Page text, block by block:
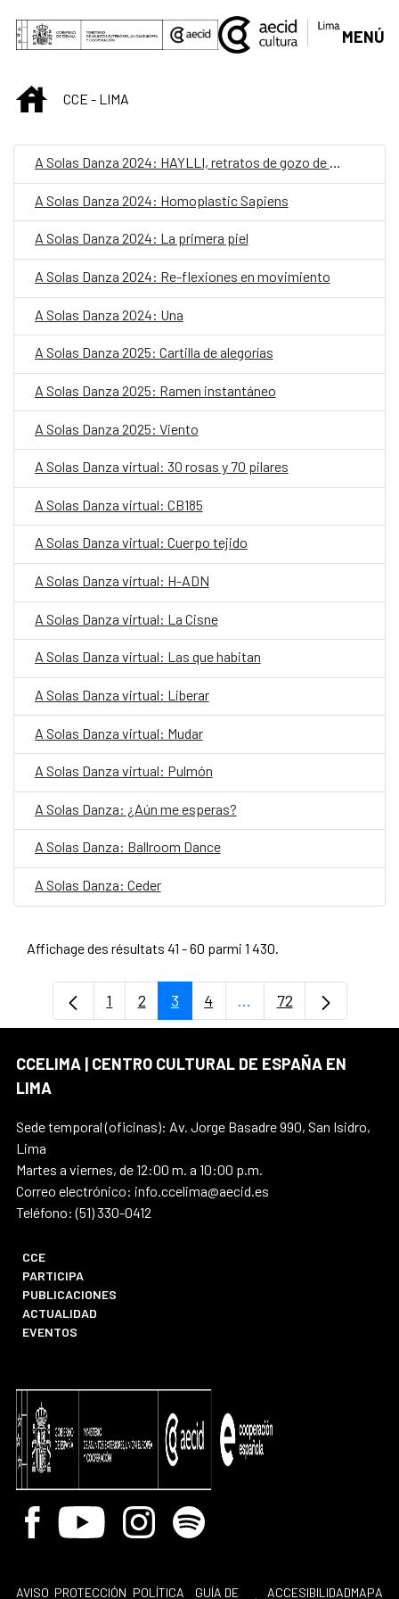
Saut au contenu principal
MENÚ
INICIOCCE - LIMA
A Solas Danza 2024: HAYLLI, retratos de gozo de ser peruana
A Solas Danza 2024: Homoplastic Sapiens
A Solas Danza 2024: La primera piel
A Solas Danza 2024: Re-flexiones en movimiento
A Solas Danza 2024: Una
A Solas Danza 2025: Cartilla de alegorías
A Solas Danza 2025: Ramen instantáneo
A Solas Danza 2025: Viento
A Solas Danza virtual: 30 rosas y 70 pilares
A Solas Danza virtual: CB185
A Solas Danza virtual: Cuerpo tejido
A Solas Danza virtual: H-ADN
A Solas Danza virtual: La Cisne
A Solas Danza virtual: Las que habitan
A Solas Danza virtual: Liberar
A Solas Danza virtual: Mudar
A Solas Danza virtual: Pulmón
A Solas Danza: ¿Aún me esperas?
A Solas Danza: Ballroom Dance
A Solas Danza: Ceder
Affichage des résultats 41 - 60 parmi 1 430.
Page
1 Page
2 Page
3 Page
4 ...Pages intermédiaires
Page
72
CCELIMA | CENTRO CULTURAL DE ESPAÑA EN
LIMA
Sede temporal (oficinas): Av. Jorge Basadre 990, San Isidro,
Lima
Martes a viernes, de 12:00 m. a 10:00 p.m.
Correo electrónico: info.ccelima@aecid.es
Teléfono: (51) 330-0412
CCE
PARTICIPA
PUBLICACIONES
ACTUALIDAD
EVENTOS
Facebook
Youtube InstagramSpotify
AVISO PROTECCIÓN POLÍTICA
GUÍA DE
ACCESIBILIDADMAPA